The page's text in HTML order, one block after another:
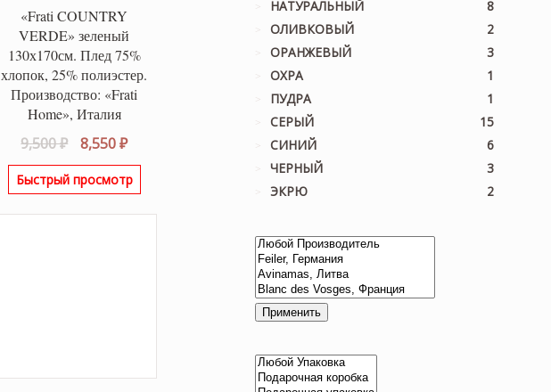
«Frati COUNTRY
VERDE» зеленый
130х170см. Плед 75%
хлопок, 25% полиэстер.
Производство: «Frati
Home», Италия
9,500₽
Первоначальная
цена
составляла
8,550₽Текущая
цена:
8,550 ₽.
Быстрый просмотр
НАТУРАЛЬНЫЙ
8
ОЛИВКОВЫЙ
2
ОРАНЖЕВЫЙ
3
ОХРА
1
ПУДРА
1
СЕРЫЙ
15
СИНИЙ
6
ЧЕРНЫЙ
3
ЭКРЮ
2
Применить